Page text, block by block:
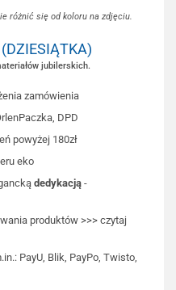
różnić się od koloru na zdjęciu.
(DZIESIĄTKA)
jubilerskich.
zamówienia
DPD
powyżej 180zł
eko
dedykacją -
produktów >>> czytaj
PayU, Blik, PayPo, Twisto,